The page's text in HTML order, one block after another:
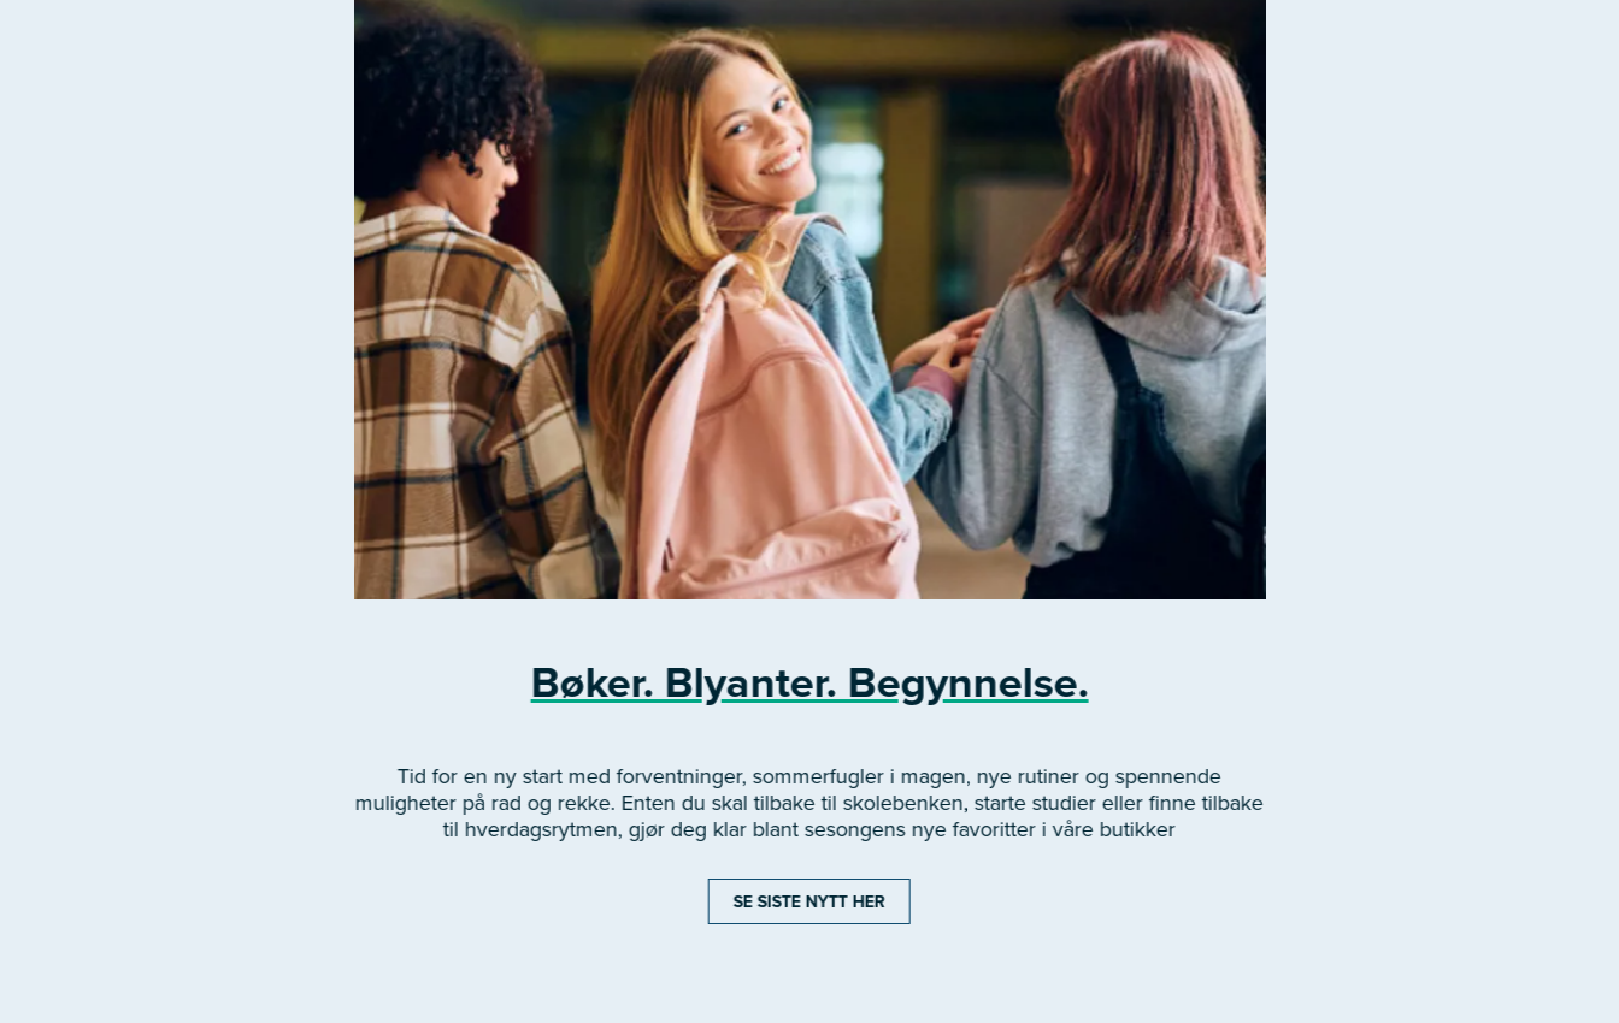
Bøker. Blyanter. Begynnelse.
Tid for en ny start med forventninger, sommerfugler i magen, nye rutiner og spennende
muligheter på rad og rekke. Enten du skal tilbake til skolebenken, starte studier eller finne tilbake
til hverdagsrytmen, gjør deg klar blant sesongens nye favoritter i våre butikker
SE SISTE NYTT HER